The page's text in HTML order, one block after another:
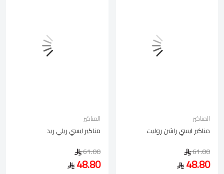
المناكير
مناكير ايسي ريلي ريد
61.00
48.80
المناكير
مناكير ايسي راشن روليت
61.00
48.80